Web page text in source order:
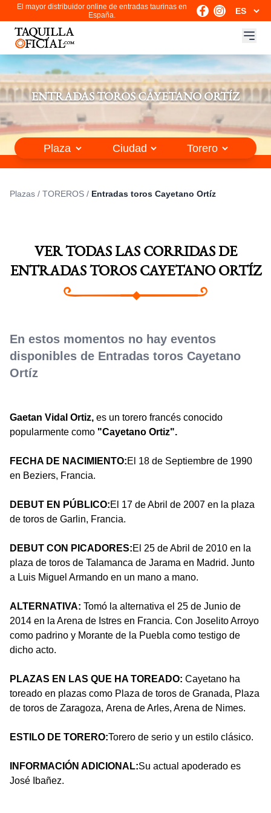
El mayor distribuidor online de entradas taurinas en
España.
ENTRADAS TOROS CAYETANO ORTÍZ
Plazas / TOREROS / Entradas toros Cayetano Ortíz
VER TODAS LAS CORRIDAS DE
ENTRADAS TOROS CAYETANO ORTÍZ
En estos momentos no hay eventos
disponibles de Entradas toros Cayetano
Ortíz
Gaetan Vidal Ortiz, es un torero francés conocido
popularmente como "Cayetano Ortiz".
FECHA DE NACIMIENTO:El 18 de Septiembre de 1990
en Beziers, Francia.
DEBUT EN PÚBLICO:El 17 de Abril de 2007 en la plaza
de toros de Garlin, Francia.
DEBUT CON PICADORES:El 25 de Abril de 2010 en la
plaza de toros de Talamanca de Jarama en Madrid. Junto
a Luis Miguel Armando en un mano a mano.
ALTERNATIVA: Tomó la alternativa el 25 de Junio de
2014 en la Arena de Istres en Francia. Con Joselito Arroyo
como padrino y Morante de la Puebla como testigo de
dicho acto.
PLAZAS EN LAS QUE HA TOREADO: Cayetano ha
toreado en plazas como Plaza de toros de Granada, Plaza
de toros de Zaragoza, Arena de Arles, Arena de Nimes.
ESTILO DE TORERO:Torero de serio y un estilo clásico.
INFORMACIÓN ADICIONAL:Su actual apoderado es
José Ibañez.